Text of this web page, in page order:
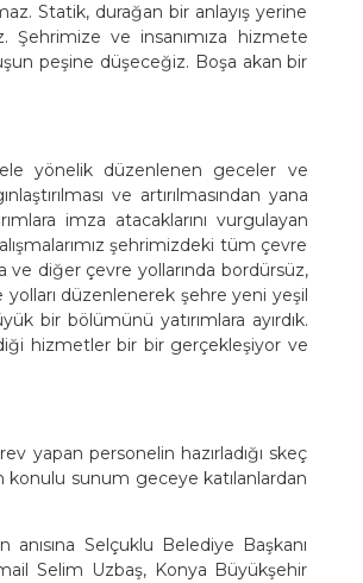
Statik, durağan bir anlayış yerine
Şehrimize ve insanımıza hizmete
peşine düşeceğiz. Boşa akan bir
yönelik düzenlenen geceler ve
ve artırılmasından yana
imza atacaklarını vurgulayan
şehrimizdeki tüm çevre
ve diğer çevre yollarında bordürsüz,
düzenlenerek şehre yeni yeşil
bir bölümünü yatırımlara ayırdık.
hizmetler bir bir gerçekleşiyor ve
yapan personelin hazırladığı skeç
sunum geceye katılanlardan
Selçuklu Belediye Başkanı
Selim Uzbaş, Konya Büyükşehir